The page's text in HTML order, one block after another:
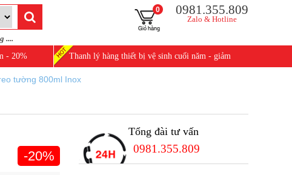
....
0981.355.809
Zalo & Hotline
0
- 20% Thanh lý hàng thiết bị vệ sinh cuối năm - giảm
25%
tường 800ml Inox
-20%
Tổng đài tư vấn
0981.355.809